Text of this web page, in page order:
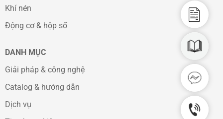
Khí nén
Động cơ & hộp số
DANH MỤC
Giải pháp & công nghệ
Catalog & hướng dẫn
Dịch vụ
CAD